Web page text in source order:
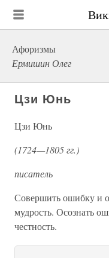
Афоризмы
Ермишин Олег
Цзи Юнь
Цзи Юнь
(1724—1805 гг.)
писатель
Совершить ошибку и
мудрость. Осознать
честность.